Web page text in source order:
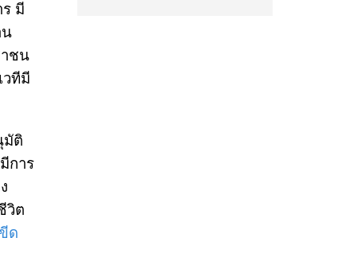
มี
น
าชน
วทีมี
มัติ
การ
วิต
ด